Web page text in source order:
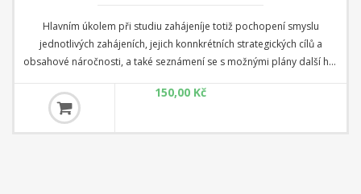
Hlavním úkolem při studiu zahájeníje totiž pochopení smyslu
jednotlivých zahájeních, jejich konnkrétních strategických cílů a
obsahové náročnosti, a také seznámení se s možnými plány další hry
prakticky končí. Zahájení je nutno studovat jako logický celek, tedy
nejen přesné pořadí úvodních tahů, ale také tvorbu trategických
plánů běžných pro dané zahájení a v neposlední řadě i seznámení s
150,00 Kč